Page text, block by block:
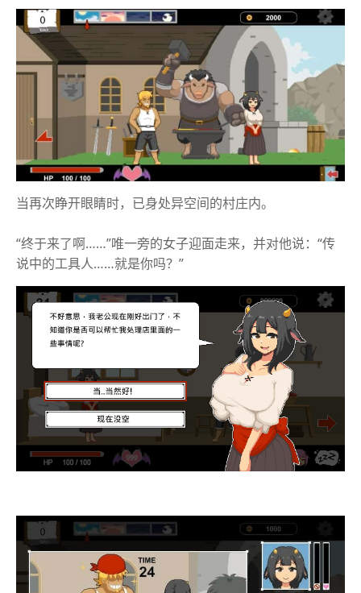
当再次睁开眼睛时，已身处异空间的村庄内。
“终于来了啊……”唯一旁的女子迎面走来，并对他说：“传
说中的工具人……就是你吗？”